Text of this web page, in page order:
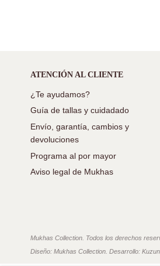
ATENCIÓN AL CLIENTE
¿Te ayudamos?
Guía de tallas y cuidadado
Envío, garantía, cambios y
devoluciones
Programa al por mayor
Aviso legal de Mukhas
Mukhas Collection. Todos los derechos
Diseño: Mukhas Collection. Desarrollo: